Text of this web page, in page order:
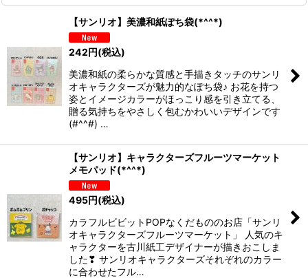
【サンリオ】美濃和紙ぽち袋(*^^*)
242円(税込)
美濃和紙の柔らかな質感と手描きタッチのサンリ
オキャラクターズが魅力的なぽち袋♪ お花を持つ
姿とイメージカラーがほっこり感を引き立てる、
贈る気持ちをやさしく包むかわいいデザインです
(#^^#) …
【サンリオ】キャラクターズフルーツマーケット
メモパッド(*^^*)
495円(税込)
カラフルビビットPOPなくだもののお店「サンリ
オキャラクターズフルーツマーケット」 人気のキ
ャラクターを古川紙工デザイナーが描きおこしま
した❣ サンリオキャラクターズそれぞれのカラー
に合わせたフル…